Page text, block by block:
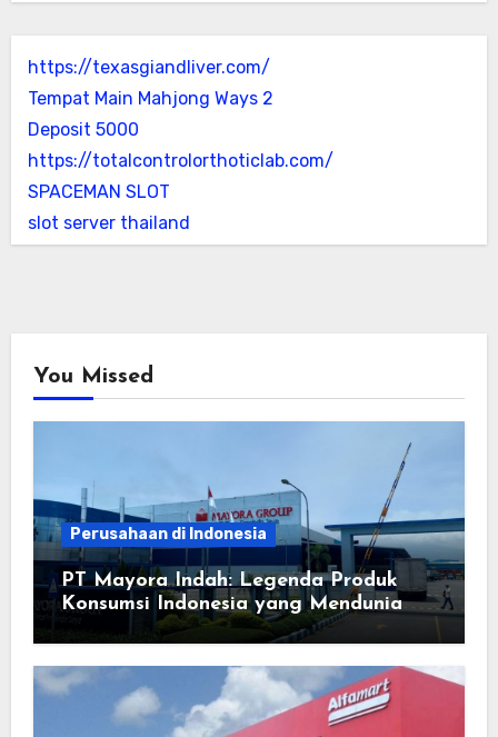
https://texasgiandliver.com/
Tempat Main Mahjong Ways 2
Deposit 5000
https://totalcontrolorthoticlab.com/
SPACEMAN SLOT
slot server thailand
You Missed
Perusahaan di Indonesia
PT Mayora Indah: Legenda Produk
Konsumsi Indonesia yang Mendunia